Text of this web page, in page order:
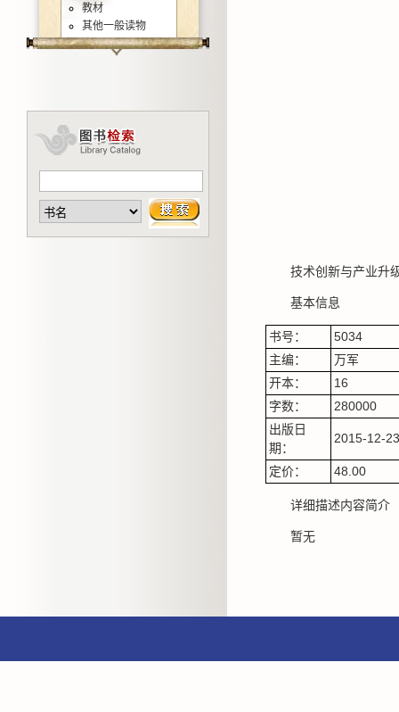
教材
其他一般读物
技术创新与产业升
基本信息
书号：
5034
主编：
万军
开本：
16
字数：
280000
出版日
期：
2015-12-23
定价： 48.00
详细描述内容简介
暂无